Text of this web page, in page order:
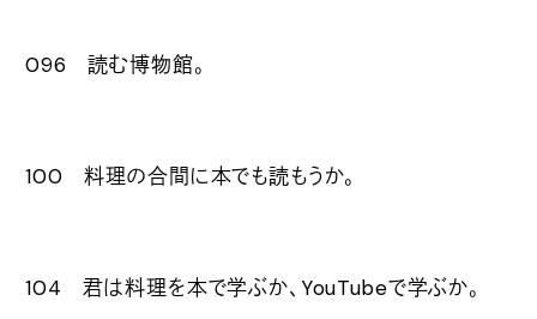
096 読む博物館。
100 料理の合間に本でも読もうか。
104 君は料理を本で学ぶか、YouTubeで学ぶか。